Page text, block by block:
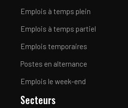
Emplois à temps plein
Emplois à temps partiel
Emplois temporaires
Postes en alternance
Emplois le week-end
Secteurs